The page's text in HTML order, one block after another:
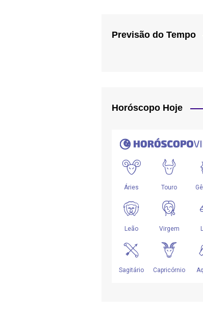
Previsão do Tempo
Horóscopo Hoje